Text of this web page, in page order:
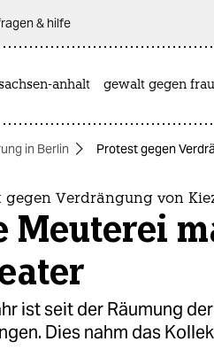
& hilfe
anhalt gewalt gegen
in Berlin Protest gegen
gegen Verdrängung von
Meuterei
ist seit der Räumung
Dies nahm das